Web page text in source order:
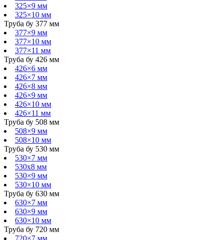
325×9 мм
325×10 мм
Труба бу 377 мм
377×9 мм
377×10 мм
377×11 мм
Труба бу 426 мм
426×6 мм
426×7 мм
426×8 мм
426×9 мм
426×10 мм
426×11 мм
Труба бу 508 мм
508×9 мм
508×10 мм
Труба бу 530 мм
530×7 мм
530х8 мм
530×9 мм
530×10 мм
Труба бу 630 мм
630×7 мм
630×9 мм
630×10 мм
Труба бу 720 мм
720×7 мм